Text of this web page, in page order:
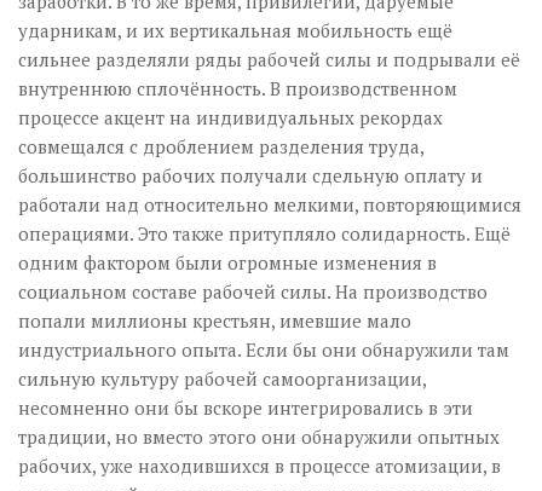
ударникам, и их вертикальная мобильность ещё
сильнее разделяли ряды рабочей силы и подрывали её
внутреннюю сплочённость. В производственном
процессе акцент на индивидуальных рекордах
совмещался с дроблением разделения труда,
большинство рабочих получали сдельную оплату и
работали над относительно мелкими, повторяющимися
операциями. Это также притупляло солидарность. Ещё
одним фактором были огромные изменения в
социальном составе рабочей силы. На производство
попали миллионы крестьян, имевшие мало
индустриального опыта. Если бы они обнаружили там
сильную культуру рабочей самоорганизации,
несомненно они бы вскоре интегрировались в эти
традиции, но вместо этого они обнаружили опытных
рабочих, уже находившихся в процессе атомизации, в